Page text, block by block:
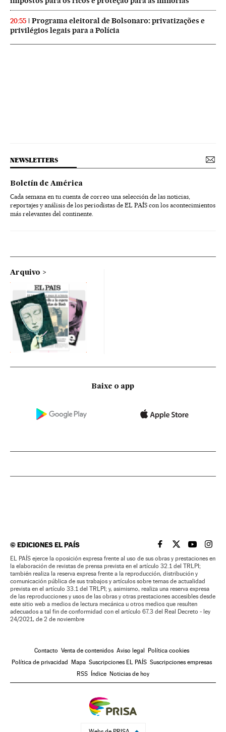
20:55
Programa eleitoral de Bolsonaro: privatizações e
privilégios legais para a Polícia
NEWSLETTERS
Boletín de América
Cada semana en tu cuenta de correo una selección de las noticias,
reportajes y análisis de los periodistas de EL PAÍS con los acontecimientos
más relevantes del continente.
Arquivo
Baixe o app
©EDICIONES EL PAÍS EL PAÍS BRASIL EN
EL PAÍSEL PAÍS
EL
EL PAÍS ejerce la oposición expresa frente al uso de sus obras y prestaciones en
la elaboración de revistas de prensa prevista en el artículo 32.1 del TRLPI;
también realiza la reserva expresa frente a la reproducción, distribución y
comunicación pública de sus trabajos y artículos sobre temas de actualidad
prevista en el artículo 33.1 del TRLPI; y, asimismo, realiza una reserva expresa
de las reproducciones y usos de las obras y otras prestaciones accesibles desde
este sitio web a medios de lectura mecánica u otros medios que resulten
adecuados a tal fin de conformidad con el artículo 67.3 del Real Decreto - ley
24/2021, de 2 de noviembre
Contacto Venta de contenidos Aviso legal
Política cookies
Política de privacidad
Mapa Suscripciones EL PAÍS Suscripciones empresas
RSS
Índice Noticias de hoy